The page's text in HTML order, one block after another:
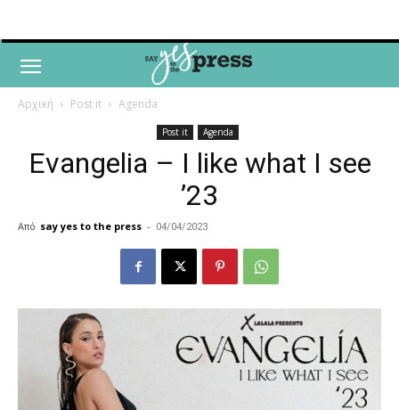
Αρχική Post it Agenda
Post it Agenda
Evangelia – I like what I see
’23
Από say yes to the press - 04/04/2023